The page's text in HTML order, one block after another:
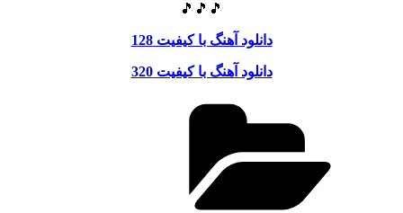
دانلود آهنگ با کیفیت 128
دانلود آهنگ با کیفیت 320